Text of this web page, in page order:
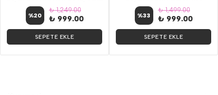
%20
₺ 1,249.00
₺ 999.00
SEPETE EKLE
%33
₺ 1,499.00
₺ 999.00
SEPETE EKLE